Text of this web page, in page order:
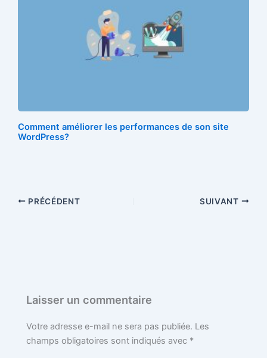
Comment améliorer les performances de son site
WordPress?
PRÉCÉDENT SUIVANT
Laisser un commentaire
Votre adresse e-mail ne sera pas publiée. Les
champs obligatoires sont indiqués avec *